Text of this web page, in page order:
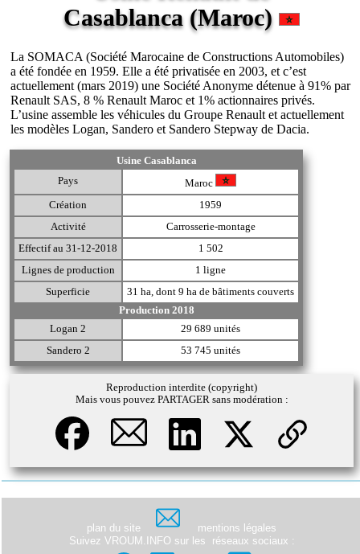
Casablanca (Maroc)
La SOMACA (Société Marocaine de Constructions Automobiles)
a été fondée en 1959. Elle a été privatisée en 2003, et c’est
actuellement (mars 2019) une Société Anonyme détenue à 91% par
Renault SAS, 8 % Renault Maroc et 1% actionnaires privés.
L’usine assemble les véhicules du Groupe Renault et actuellement
les modèles Logan, Sandero et Sandero Stepway de Dacia.
Usine Casablanca
Pays
Maroc
Création
1959
Activité
Carrosserie-montage
Effectif au 31-12-2018
1 502
Lignes de production
1 ligne
Superficie
31 ha, dont 9 ha de bâtiments couverts
Production 2018
Logan 2
29 689 unités
Sandero 2
53 745 unités
Reproduction interdite (copyright)
Mais vous pouvez PARTAGER sans modération :
plan du site
mentions légales
Suivez VROUM.INFO sur les
réseaux sociaux :